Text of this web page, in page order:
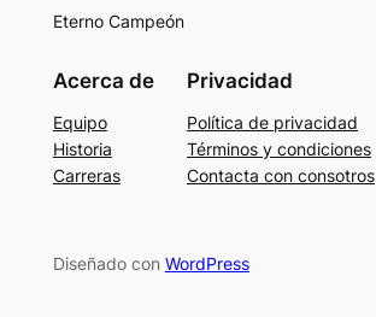
Eterno Campeón
Acerca de
Equipo
Historia
Carreras
Privacidad
Política de privacidad
Términos y condiciones
Contacta con consotros
Diseñado con WordPress